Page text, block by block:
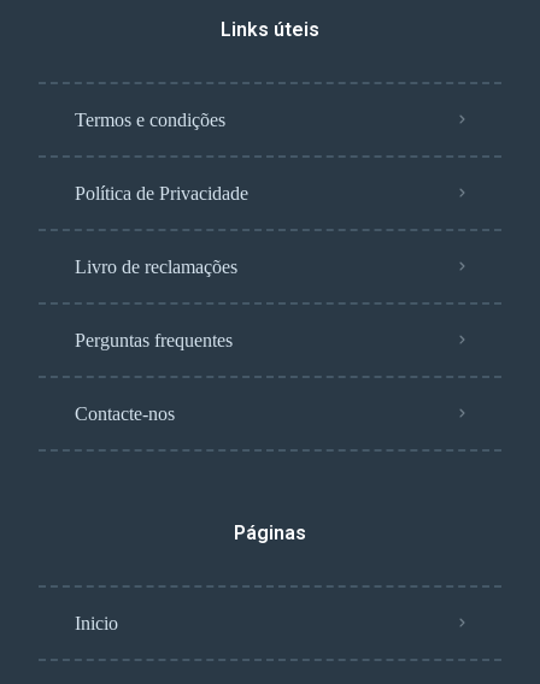
Links úteis
Termos e condições
Política de Privacidade
Livro de reclamações
Perguntas frequentes
Contacte-nos
Páginas
Inicio